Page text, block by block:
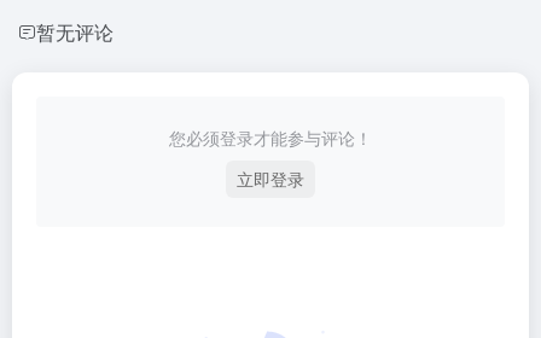
暂无评论
您必须登录才能参与评论！
立即登录